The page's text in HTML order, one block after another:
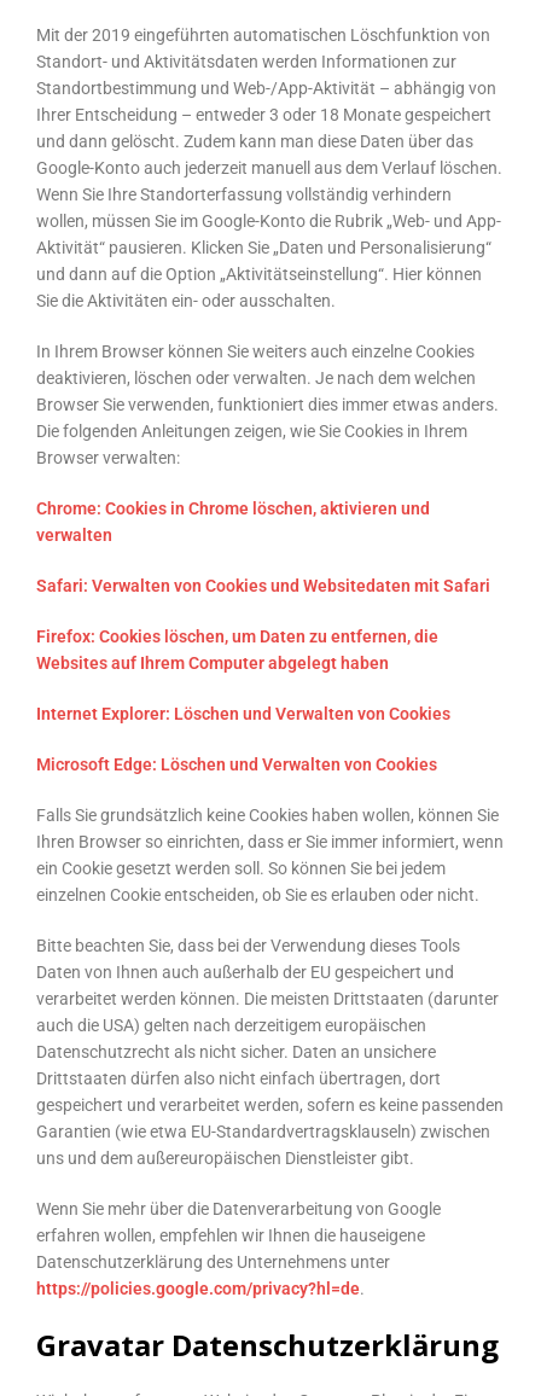
Mit der 2019 eingeführten automatischen Löschfunktion von
Standort- und Aktivitätsdaten werden Informationen zur
Standortbestimmung und Web-/App-Aktivität – abhängig von
Ihrer Entscheidung – entweder 3 oder 18 Monate gespeichert
und dann gelöscht. Zudem kann man diese Daten über das
Google-Konto auch jederzeit manuell aus dem Verlauf löschen.
Wenn Sie Ihre Standorterfassung vollständig verhindern
wollen, müssen Sie im Google-Konto die Rubrik „Web- und App-
Aktivität“ pausieren. Klicken Sie „Daten und Personalisierung“
und dann auf die Option „Aktivitätseinstellung“. Hier können
Sie die Aktivitäten ein- oder ausschalten.
In Ihrem Browser können Sie weiters auch einzelne Cookies
deaktivieren, löschen oder verwalten. Je nach dem welchen
Browser Sie verwenden, funktioniert dies immer etwas anders.
Die folgenden Anleitungen zeigen, wie Sie Cookies in Ihrem
Browser verwalten:
Chrome: Cookies in Chrome löschen, aktivieren und
verwalten
Safari: Verwalten von Cookies und Websitedaten mit Safari
Firefox: Cookies löschen, um Daten zu entfernen, die
Websites auf Ihrem Computer abgelegt haben
Internet Explorer: Löschen und Verwalten von Cookies
Microsoft Edge: Löschen und Verwalten von Cookies
Falls Sie grundsätzlich keine Cookies haben wollen, können Sie
Ihren Browser so einrichten, dass er Sie immer informiert, wenn
ein Cookie gesetzt werden soll. So können Sie bei jedem
einzelnen Cookie entscheiden, ob Sie es erlauben oder nicht.
Bitte beachten Sie, dass bei der Verwendung dieses Tools
Daten von Ihnen auch außerhalb der EU gespeichert und
verarbeitet werden können. Die meisten Drittstaaten (darunter
auch die USA) gelten nach derzeitigem europäischen
Datenschutzrecht als nicht sicher. Daten an unsichere
Drittstaaten dürfen also nicht einfach übertragen, dort
gespeichert und verarbeitet werden, sofern es keine passenden
Garantien (wie etwa EU-Standardvertragsklauseln) zwischen
uns und dem außereuropäischen Dienstleister gibt.
Wenn Sie mehr über die Datenverarbeitung von Google
erfahren wollen, empfehlen wir Ihnen die hauseigene
Datenschutzerklärung des Unternehmens unter
https://policies.google.com/privacy?hl=de.
Gravatar Datenschutzerklärung